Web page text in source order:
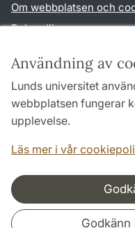
Användning av
Lunds universitet
webbplatsen fungerar
upplevelse.
Läs mer i vår
Godkänn
Om webbplatsen och
Behandling av
TYPO3-login
Följ oss i sociala medier